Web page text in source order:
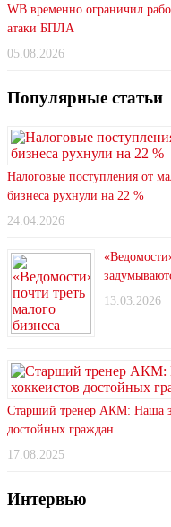
WB временно ограничил
атаки БПЛА
05.08.2026
Популярные статьи
Налоговые поступления от
бизнеса рухнули на 22 %
24.04.2026
13.03.2026
Старший тренер АКМ: Наша
достойных граждан
17.08.2025
Интервью